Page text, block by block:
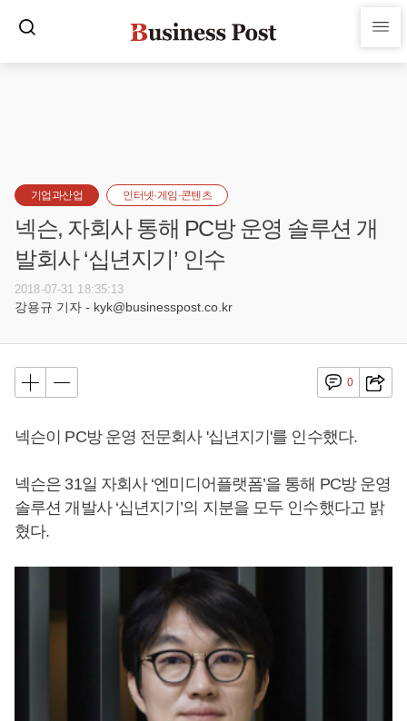
기업과산업 인터넷·게임·콘텐츠
넥슨, 자회사 통해 PC방 운영 솔루션 개
발회사 ‘십년지기’ 인수
2018-07-31 18:35:13
강용규 기자 - kyk@businesspost.co.kr
0
넥슨이 PC방 운영 전문회사 '십년지기'를 인수했다.
넥슨은 31일 자회사 ‘엔미디어플랫폼’을 통해 PC방 운영
솔루션 개발사 ‘십년지기’의 지분을 모두 인수했다고 밝
혔다.